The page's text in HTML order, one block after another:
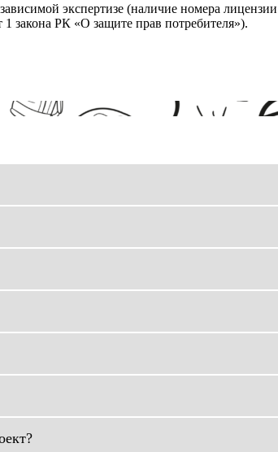
экспертизе (наличие номера
закона РК «О защите прав потребителя»).